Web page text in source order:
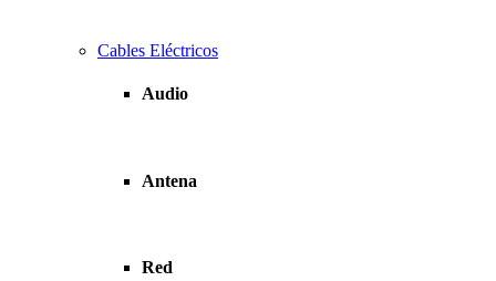
Cables Eléctricos
Audio
Antena
Red